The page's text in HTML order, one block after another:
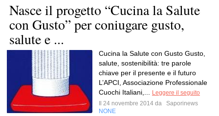
Nasce il progetto “Cucina la Salute
con Gusto” per coniugare gusto,
salute e ...
Cucina la Salute con Gusto Gusto,
salute, sostenibilità: tre parole
chiave per il presente e il futuro
L’APCI, Associazione Professionale
Cuochi Italiani,...
Leggere il seguito
Il 24 novembre 2014 da
Saporinews
NONE